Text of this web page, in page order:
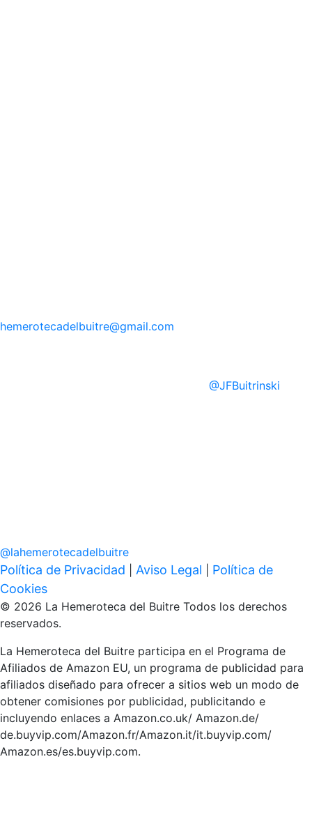
hemerotecadelbuitre@gmail.com
@JFBuitrinski
@lahemerotecadelbuitre
Política de Privacidad Aviso Legal
Política de
Cookies
© 2026 La Hemeroteca del Buitre Todos los derechos
reservados.
La Hemeroteca del Buitre participa en el Programa de
Afiliados de Amazon EU, un programa de publicidad para
afiliados diseñado para ofrecer a sitios web un modo de
obtener comisiones por publicidad, publicitando e
incluyendo enlaces a Amazon.co.uk/ Amazon.de/
de.buyvip.com/Amazon.fr/Amazon.it/it.buyvip.com/
Amazon.es/es.buyvip.com.